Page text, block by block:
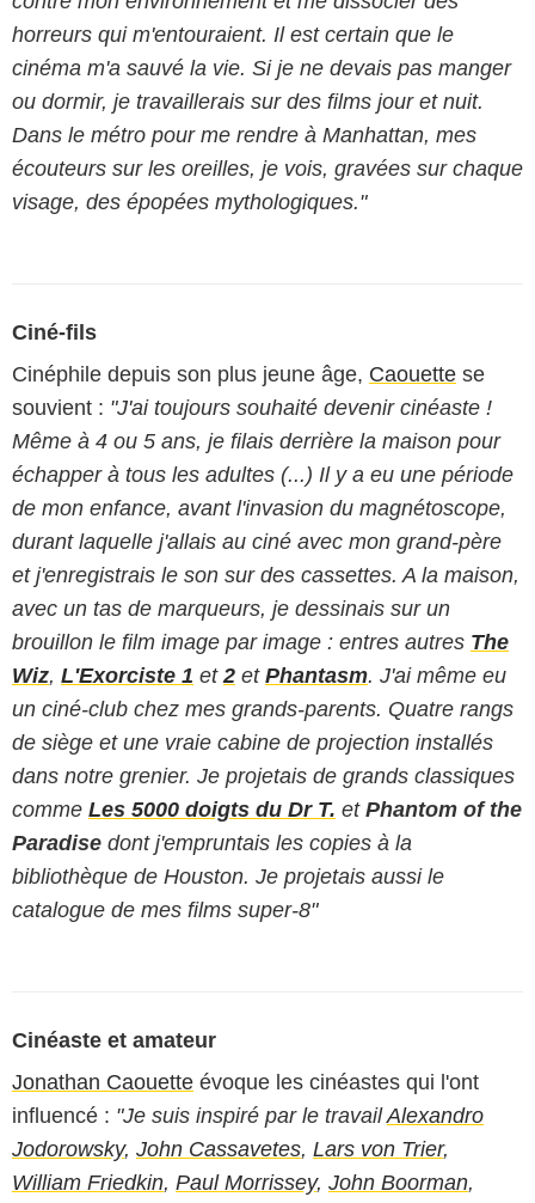
horreurs qui m'entouraient. Il est certain que le
cinéma m'a sauvé la vie. Si je ne devais pas manger
ou dormir, je travaillerais sur des films jour et nuit.
Dans le métro pour me rendre à Manhattan, mes
écouteurs sur les oreilles, je vois, gravées sur chaque
visage, des épopées mythologiques."
Ciné-fils
Cinéphile depuis son plus jeune âge, Caouette se
souvient : "J'ai toujours souhaité devenir cinéaste !
Même à 4 ou 5 ans, je filais derrière la maison pour
échapper à tous les adultes (...) Il y a eu une période
de mon enfance, avant l'invasion du magnétoscope,
durant laquelle j'allais au ciné avec mon grand-père
et j'enregistrais le son sur des cassettes. A la maison,
avec un tas de marqueurs, je dessinais sur un
brouillon le film image par image : entres autres The
Wiz, L'Exorciste 1 et2 et Phantasm. J'ai même eu
un ciné-club chez mes grands-parents. Quatre rangs
de siège et une vraie cabine de projection installés
dans notre grenier. Je projetais de grands classiques
comme Les 5000 doigts du Dr T. et Phantom of the
Paradise dont j'empruntais les copies à la
bibliothèque de Houston. Je projetais aussi le
catalogue de mes films super-8"
Cinéaste et amateur
Jonathan Caouette évoque les cinéastes qui l'ont
influencé : "Je suis inspiré par le travailAlexandro
Jodorowsky, John Cassavetes, Lars von Trier,
William Friedkin, Paul Morrissey, John Boorman,